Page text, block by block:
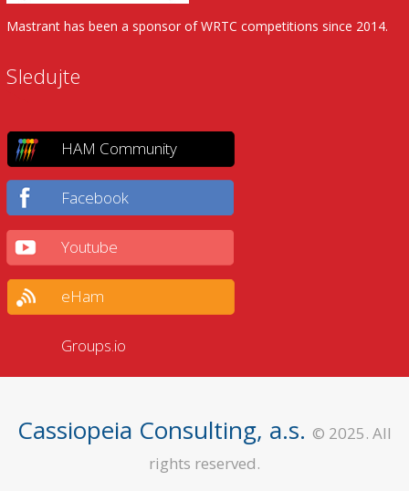
Mastrant has been a sponsor of WRTC competitions since 2014.
Sledujte
HAM Community
Facebook
Youtube
eHam
Groups.io
Cassiopeia Consulting, a.s. © 2025. All
rights reserved.